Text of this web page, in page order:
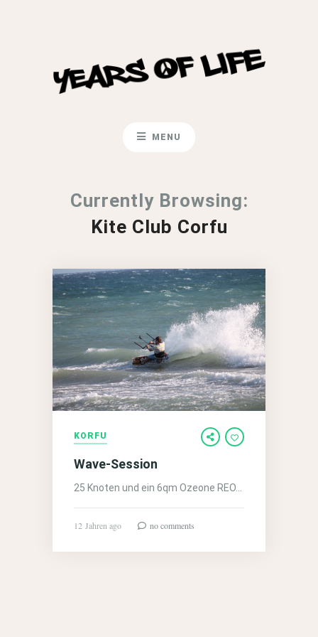
MENU
Currently Browsing:
Kite Club Corfu
KORFU
Wave-Session
25 Knoten und ein 6qm Ozeone REO…
12 Jahren ago no comments